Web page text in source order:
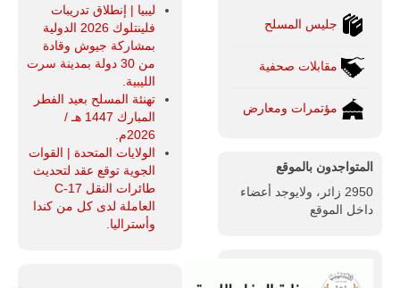
جليس المسلح
مقابلات صحفية
مؤتمرات ومعارض
المتواجدون بالموقع
2950 زائر، ولايوجد أعضاء
داخل الموقع
ليبيا | إنطلاق تدريبات
فلينتلوك 2026 الدولية
بمشاركة جيوش وقادة
من 30 دولة بمدينة سرت
الليبية.
تهنئة المسلح بعيد الفطر
المبارك 1447 هـ /
2026م.
الولايات المتحدة | القوات
الجوية توقع عقد لتحديث
طائرات النقل C-17
العاملة لدى كل من كندا
وأستراليا.